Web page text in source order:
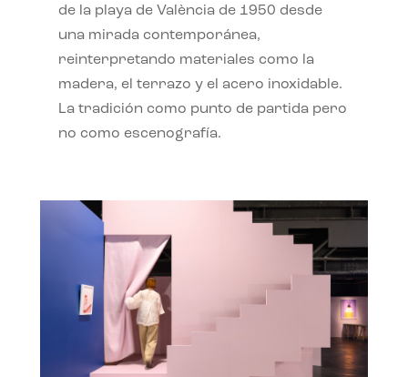
de la playa de València de 1950 desde
una mirada contemporánea,
reinterpretando materiales como la
madera, el terrazo y el acero inoxidable.
La tradición como punto de partida pero
no como escenografía.